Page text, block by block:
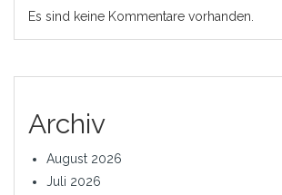
Es sind keine Kommentare vorhanden.
Archiv
August 2026
Juli 2026